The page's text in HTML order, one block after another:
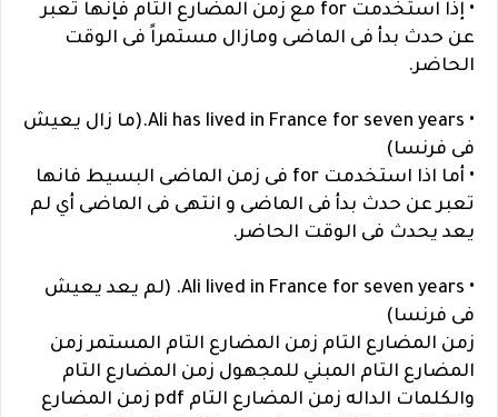
• إذا استخدمت for مع زمن المضارع التام فإنها تعبر
عن حدث بدأ فى الماضى ومازال مستمراً فى الوقت
الحاضر.
• Ali has lived in France for seven years.(ما زال يعيش
فى فرنسا)
• أما اذا استخدمت for فى زمن الماضى البسيط فانها
تعبر عن حدث بدأ فى الماضى و انتهى فى الماضى أي لم
يعد يحدث فى الوقت الحاضر.
• Ali lived in France for seven years. (لم يعد يعيش
فى فرنسا)
زمن المضارع التام زمن المضارع التام المستمر زمن
المضارع التام المبني للمجهول زمن المضارع التام
والكلمات الداله زمن المضارع التام pdf زمن المضارع